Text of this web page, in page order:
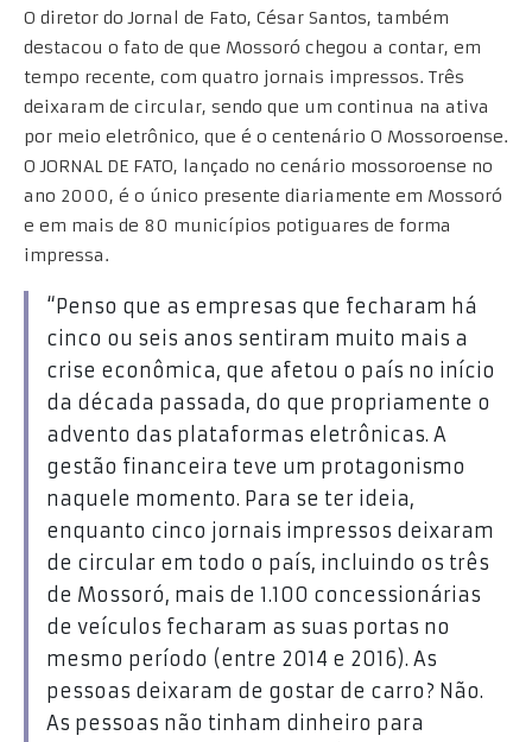
O diretor do Jornal de Fato, César Santos, também
destacou o fato de que Mossoró chegou a contar, em
tempo recente, com quatro jornais impressos. Três
deixaram de circular, sendo que um continua na ativa
por meio eletrônico, que é o centenário O Mossoroense.
O JORNAL DE FATO, lançado no cenário mossoroense no
ano 2000, é o único presente diariamente em Mossoró
e em mais de 80 municípios potiguares de forma
impressa.
“Penso que as empresas que fecharam há
cinco ou seis anos sentiram muito mais a
crise econômica, que afetou o país no início
da década passada, do que propriamente o
advento das plataformas eletrônicas. A
gestão financeira teve um protagonismo
naquele momento. Para se ter ideia,
enquanto cinco jornais impressos deixaram
de circular em todo o país, incluindo os três
de Mossoró, mais de 1.100 concessionárias
de veículos fecharam as suas portas no
mesmo período (entre 2014 e 2016). As
pessoas deixaram de gostar de carro? Não.
As pessoas não tinham dinheiro para